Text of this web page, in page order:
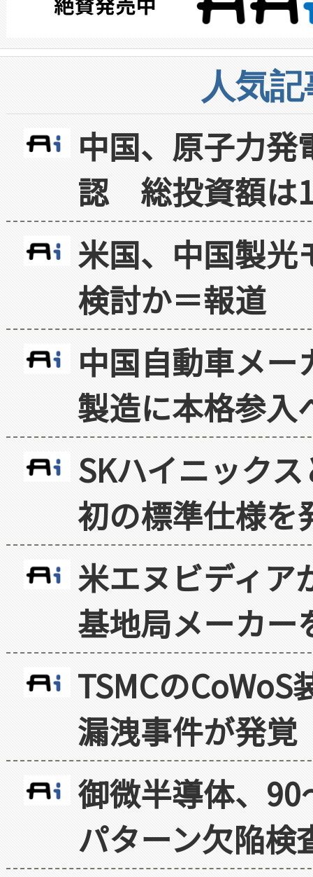
人気
中国、原子力
認 総投資額は
米国、中国製光
検討か＝報道
中国自動車メ
製造に本格参入
SKハイニック
初の標準仕様を
米エヌビディア
基地局メーカー
TSMCの
漏洩事件が発覚
御微半導体、
パターン欠陥検